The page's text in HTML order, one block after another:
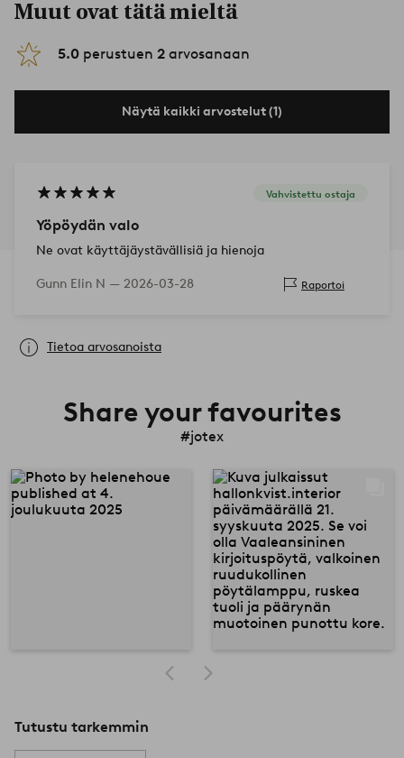
Muut ovat tätä mieltä
5.0 perustuen 2 arvosanaan
Näytä kaikki arvostelut (1)
Vahvistettu ostaja
Yöpöydän valo
Ne ovat käyttäjäystävällisiä ja hienoja
Gunn Elin N — 2026-03-28 Raportoi
Tietoa arvosanoista
Share your favourites
#jotex
Tutustu tarkemmin